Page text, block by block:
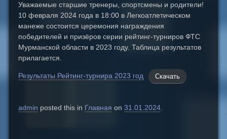
Уважаемые старшие тренеры, спортсмены и родители!
10 февраля 2024 года в 18:00 в Легкоатлетическом
манеже состоится церемония награждения
победителей и призёров серии рейтинг-турниров ФТС
Мурманской области в 2023 году. Таблица результатов
прилагается.
Результаты Рейтинг-турнира 2023 год Скачать
admin posted this in Главная on 31.01.2024.